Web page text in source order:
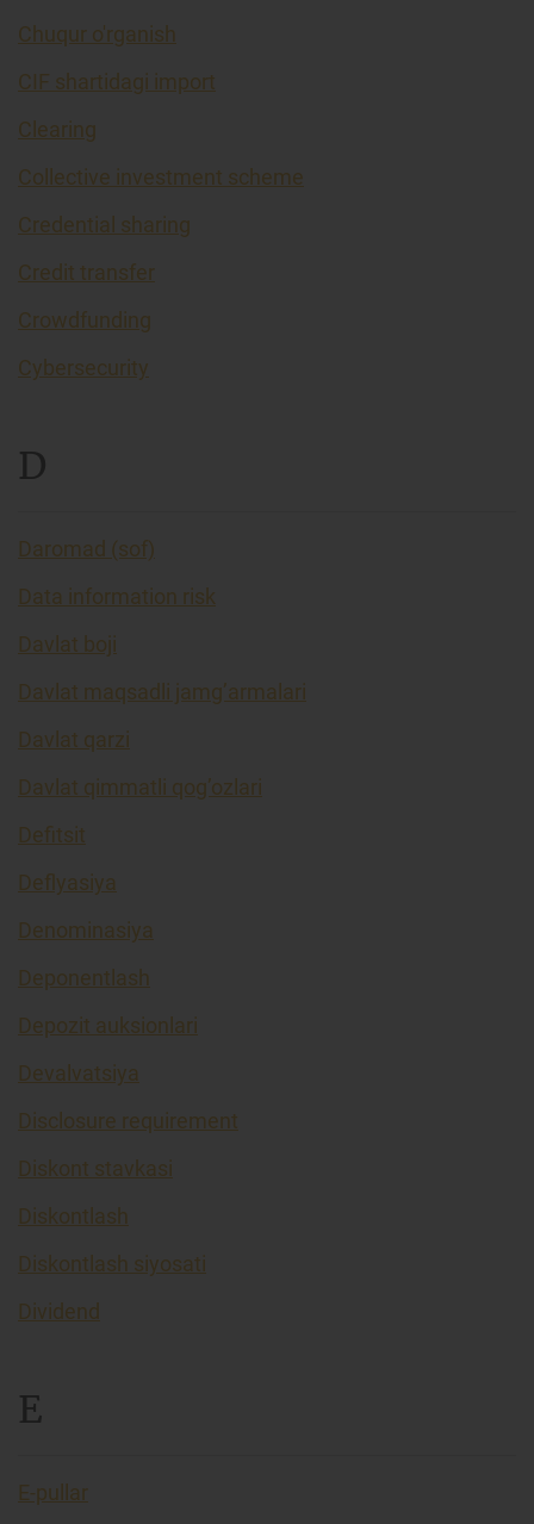
Chuqur o'rganish
CIF shartidagi import
Clearing
Collective investment scheme
Credential sharing
Credit transfer
Crowdfunding
Cybersecurity
D
Daromad (sof)
Data information risk
Davlat boji
Davlat maqsadli jamg’armalari
Davlat qarzi
Davlat qimmatli qog’ozlari
Defitsit
Deflyasiya
Denominasiya
Deponentlash
Depozit auksionlari
Devalvatsiya
Disclosure requirement
Diskont stavkasi
Diskontlash
Diskontlash siyosati
Dividend
E
E-pullar